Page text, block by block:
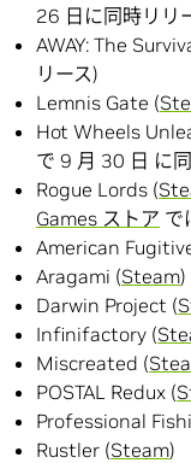
26 日に同時リリ
AWAY: The
リース)
Lemnis Gate (
Hot Wheels
で 9 月 30 日 に
Rogue Lords (
Games ストア で
American
Aragami (Steam)
Darwin Project (
Infinifactory (
Miscreated (
POSTAL Redux (
Professional
Rustler (Steam)